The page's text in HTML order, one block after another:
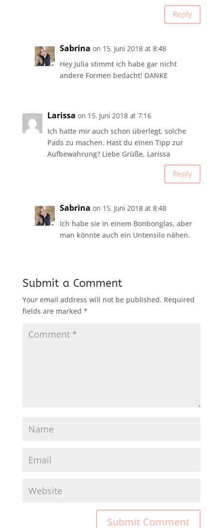
Reply
Sabrina on 15. Juni 2018 at 8:48
Hey Julia stimmt ich habe gar nicht
andere Formen bedacht! DANKE
Larissa on 15. Juni 2018 at 7:16
Ich hatte mir auch schon überlegt, solche
Pads zu machen. Hast du einen Tipp zur
Aufbewahrung? Liebe Grüße, Larissa
Reply
Sabrina on 15. Juni 2018 at 8:48
Ich habe sie in einem Bonbonglas, aber
man könnte auch ein Untensilo nähen.
Submit a Comment
Your email address will not be published. Required
fields are marked *